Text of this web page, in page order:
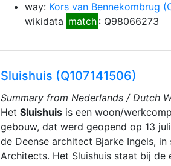
way: Kors van Bennekombrug
wikidata match : Q98066273
Sluishuis (Q107141506)
Summary from Nederlands / Dutch
Het Sluishuis is een woon/
gebouw, dat werd geopend op 13
de Deense architect Bjarke Ingels,
Architects. Het Sluishuis staat bij de